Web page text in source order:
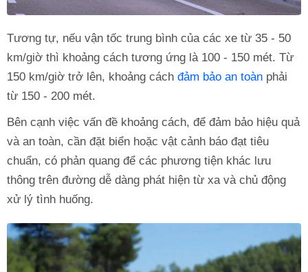
Tương tự, nếu vận tốc trung bình của các xe từ 35 - 50
km/giờ thì khoảng cách tương ứng là 100 - 150 mét. Từ
150 km/giờ trở lên, khoảng cách đảm bảo an toàn phải
từ 150 - 200 mét.
Bên cạnh việc vấn đề khoảng cách, để đảm bảo hiệu quả
và an toàn, cần đặt biển hoặc vật cảnh báo đạt tiêu
chuẩn, có phản quang để các phương tiện khác lưu
thông trên đường dễ dàng phát hiện từ xa và chủ động
xử lý tình huống.